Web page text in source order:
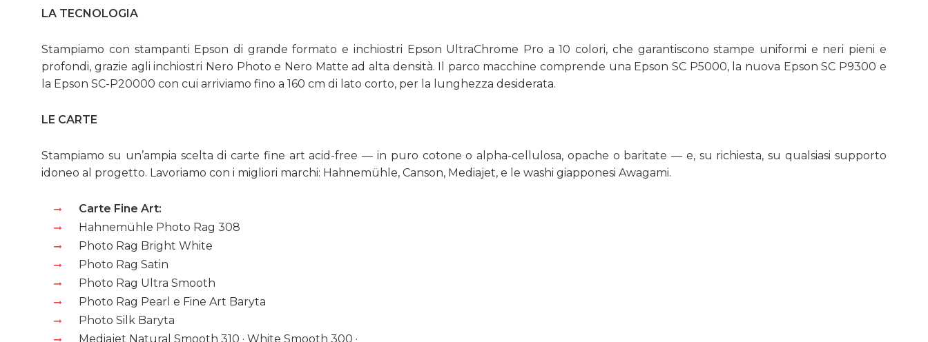
LA TECNOLOGIA
Stampiamo con stampanti Epson di grande formato e inchiostri Epson UltraChrome Pro a 10 colori, che garantiscono stampe uniformi e neri pieni e
profondi, grazie agli inchiostri Nero Photo e Nero Matte ad alta densità. Il parco macchine comprende una Epson SC P5000, la nuova Epson SC P9300 e
la Epson SC-P20000 con cui arriviamo fino a 160 cm di lato corto, per la lunghezza desiderata.
LE CARTE
Stampiamo su un’ampia scelta di carte fine art acid-free — in puro cotone o alpha-cellulosa, opache o baritate — e, su richiesta, su qualsiasi supporto
idoneo al progetto. Lavoriamo con i migliori marchi: Hahnemühle, Canson, Mediajet, e le washi giapponesi Awagami.
Carte Fine Art:
Hahnemühle Photo Rag 308
Photo Rag Bright White
Photo Rag Satin
Photo Rag Ultra Smooth
Photo Rag Pearl e Fine Art Baryta
Photo Silk Baryta
Mediajet Natural Smooth 310 · White Smooth 300 ·